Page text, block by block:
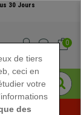
30 Jours
0
de tiers
ceci en
votre
des